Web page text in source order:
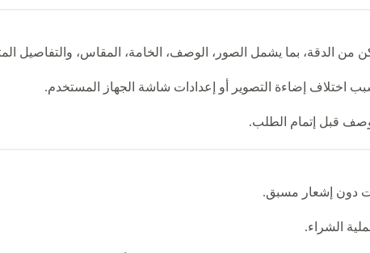
الدقة، بما يشمل الصور، الوصف، الخامة، المقاس، والتفاصيل
اختلاف إضاءة التصوير أو إعدادات شاشة الجهاز المستخدم.
قبل إتمام الطلب.
دون إشعار مسبق.
الشراء.